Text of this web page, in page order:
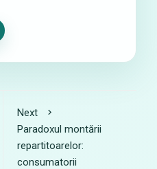
Next
Paradoxul montării
repartitoarelor:
consumatorii